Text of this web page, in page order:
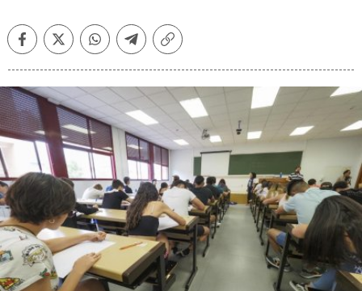
FacebookTwitterWhatsappTelegramCopiar